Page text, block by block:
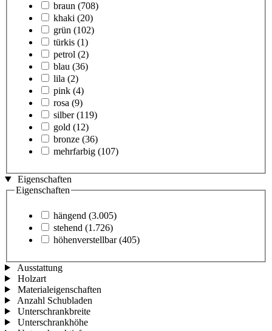
braun (708)
khaki (20)
grün (102)
türkis (1)
petrol (2)
blau (36)
lila (2)
pink (4)
rosa (9)
silber (119)
gold (12)
bronze (36)
mehrfarbig (107)
Eigenschaften
Eigenschaften
hängend (3.005)
stehend (1.726)
höhenverstellbar (405)
Ausstattung
Holzart
Materialeigenschaften
Anzahl Schubladen
Unterschrankbreite
Unterschrankhöhe